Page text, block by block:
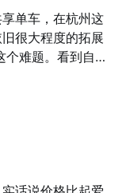
单车，在杭州这
很大程度的拓展
难题。看到自行
”虽然方便，但
了人们无车出行
多的人因为共享